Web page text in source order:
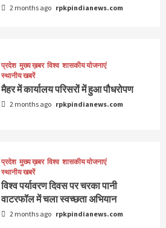
2 months ago rpkpindianews.com
प्रदेश मुख्य ख़बर विश्व शासकीय योजनाएं
स्थानीय खबरें
मैहर में कार्यालय परिसरों में हुआ पौधरोपण
2 months ago rpkpindianews.com
प्रदेश मुख्य ख़बर विश्व शासकीय योजनाएं
स्थानीय खबरें
विश्व पर्यावरण दिवस पर चरका पानी
वाटरफॉल में चला स्वच्छता अभियान
2 months ago rpkpindianews.com